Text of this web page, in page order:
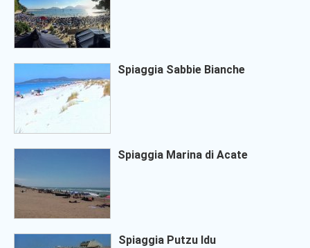
Spiaggia Sabbie Bianche
Spiaggia Marina di Acate
Spiaggia Putzu Idu